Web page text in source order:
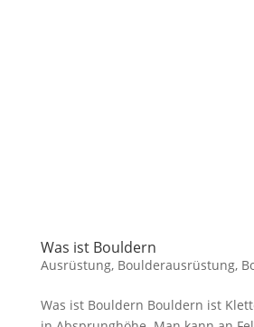
Was ist Bouldern
Ausrüstung, Boulderausrüstung,
Was ist Bouldern Bouldern ist